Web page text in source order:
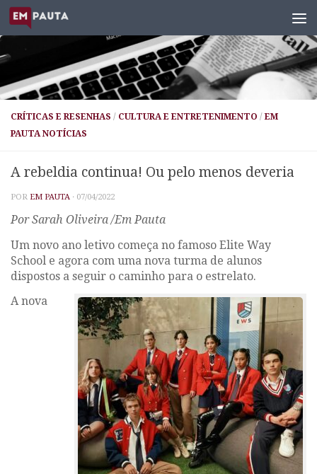
Skip to content
CRÍTICAS E RESENHAS / CULTURA E ENTRETENIMENTO / EM
PAUTA NOTÍCIAS
A rebeldia continua! Ou pelo menos deveria
POR EM PAUTA · 07/04/2022
Por Sarah Oliveira /Em Pauta
Um novo ano letivo começa no famoso Elite Way
School e agora com uma nova turma de alunos
dispostos a seguir o caminho para o estrelato.
A nova